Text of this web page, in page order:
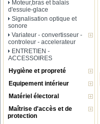
Moteur,bras et balais
d'essuie-glace
Signalisation optique et
sonore
Variateur - convertisseur -
controleur - accelerateur
ENTRETIEN -
ACCESSOIRES
Hygiène et propreté
Equipement intérieur
Matériel électoral
Maîtrise d'accès et de
protection